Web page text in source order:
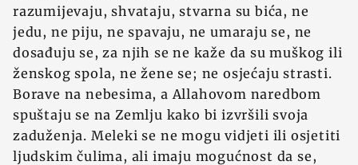
razumijevaju, shvataju, stvarna su bića, ne
jedu, ne piju, ne spavaju, ne umaraju se, ne
dosađuju se, za njih se ne kaže da su muškog ili
ženskog spola, ne žene se; ne osjećaju strasti.
Borave na nebesima, a Allahovom naredbom
spuštaju se na Zemlju kako bi izvršili svoja
zaduženja. Meleki se ne mogu vidjeti ili osjetiti
ljudskim čulima, ali imaju mogućnost da se,